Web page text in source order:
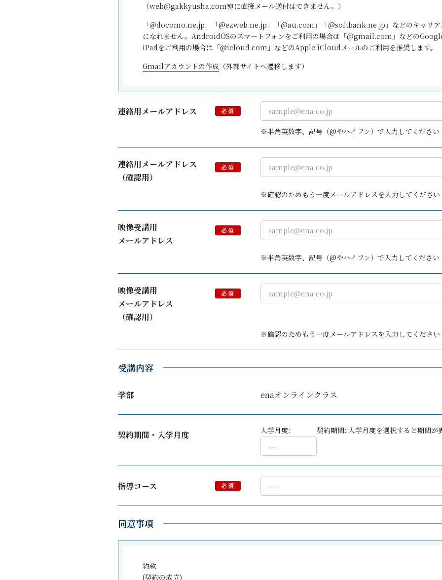
（web@gakkyusha.com宛に直接メール送付はできません。）
「＠docomo.ne.jp」「@ezweb.ne.jp」「@au.com」「@softbank.ne.jp」などのキャリア
になれません。AndroidOSのスマートフォンをご利用の場合は「@gmail.com」などの
iPadをご利用の場合は「@icloud.com」などのApple iCloudメールのご利用を推奨します。
Gmailアカウントの作成 （外部サイトへ遷移します）
連絡用メールアドレス 必須
※半角英数字、記号（@やハイフン）で入力してください
連絡用メールアドレス
（確認用）
必須
※確認のためもう一度メールアドレスを入力してください
映像受講用
メールアドレス
必須
※半角英数字、記号（@やハイフン）で入力してください
映像受講用
メールアドレス
（確認用）
必須
※確認のためもう一度メールアドレスを入力してください
受講内容
学部 enaオンラインクラス
契約期間・入学月度 入学月度: 契約期間: 入学月度を選択すると期間が
指導コース 必須
同意事項
約款
(契約の成立)